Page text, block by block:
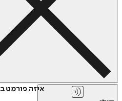
איזה פורמט בא לך?